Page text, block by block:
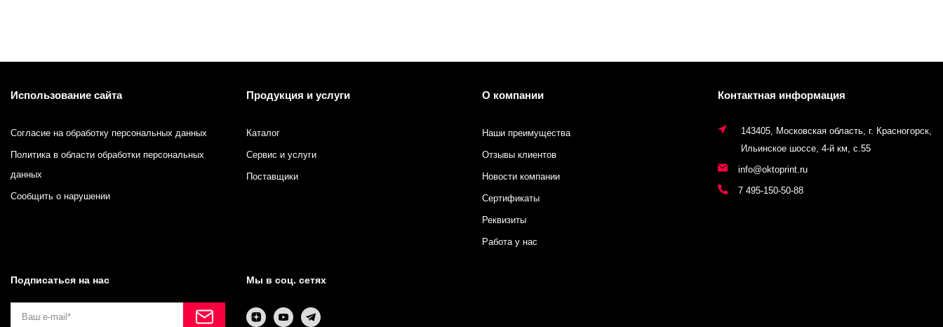
Использование сайта
Согласие на обработку персональных данных
Политика в области обработки персональных
данных
Сообщить о нарушении
Продукция и услуги
Каталог
Сервис и услуги
Поставщики
О компании
Наши преимущества
Отзывы клиентов
Новости компании
Сертификаты
Реквизиты
Работа у нас
Контактная информация
143405, Московская область, г. Красногорск,
Ильинское шоссе, 4-й км, с.55
info@oktoprint.ru
7 495-150-50-88
Подписаться на нас Мы в соц. сетях